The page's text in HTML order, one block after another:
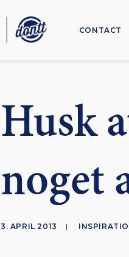
CONTACT
Husk
noget
3. APRIL 2013 |